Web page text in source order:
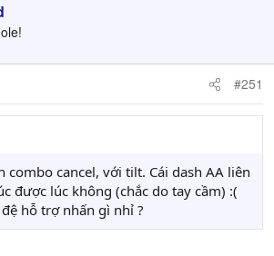
#251
combo cancel, với tilt. Cái dash AA liên
được lúc không (chắc do tay cầm) :(
hỗ trợ nhấn gì nhỉ ?